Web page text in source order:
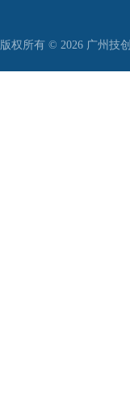
版权所有 © 2026 广州技